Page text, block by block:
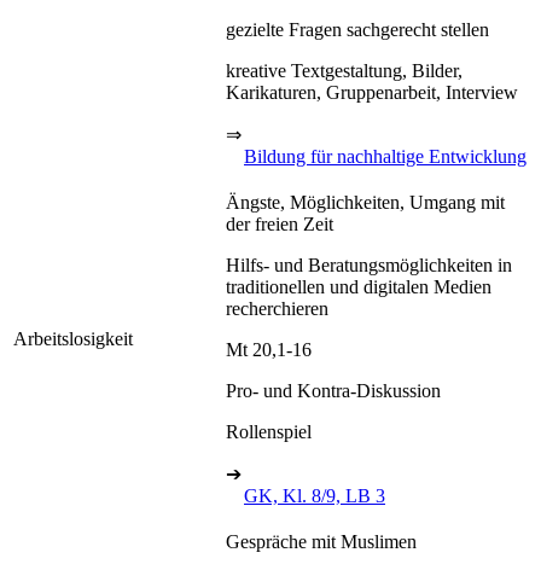
gezielte Fragen sachgerecht stellen
kreative Textgestaltung, Bilder,
Karikaturen, Gruppenarbeit, Interview
⇒
Bildung für nachhaltige Entwicklung
Arbeitslosigkeit
Ängste, Möglichkeiten, Umgang mit
der freien Zeit
Hilfs- und Beratungsmöglichkeiten in
traditionellen und digitalen Medien
recherchieren
Mt 20,1-16
Pro- und Kontra-Diskussion
Rollenspiel
➔
GK, Kl. 8/9, LB 3
Gespräche mit Muslimen